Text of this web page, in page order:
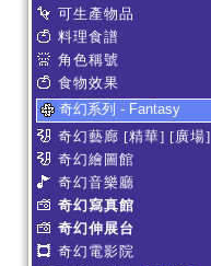
可生產物品
料理食譜
角色稱號
食物效果
奇幻系列 - Fantasy
奇幻藝廊 [精華] [廣場]
奇幻繪圖館
奇幻音樂廳
奇幻寫真館
奇幻伸展台
奇幻電影院